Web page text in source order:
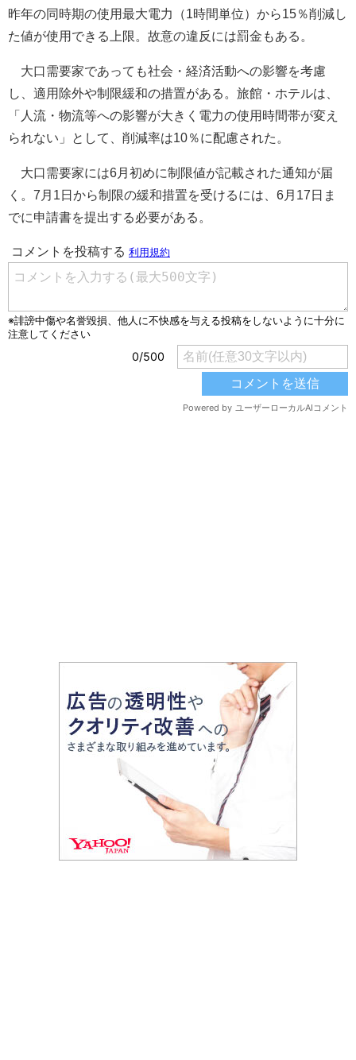
昨年の同時期の使用最大電力（1時間単位）から15％削減し
た値が使用できる上限。故意の違反には罰金もある。
大口需要家であっても社会・経済活動への影響を考慮
し、適用除外や制限緩和の措置がある。旅館・ホテルは、
「人流・物流等への影響が大きく電力の使用時間帯が変え
られない」として、削減率は10％に配慮された。
大口需要家には6月初めに制限値が記載された通知が届
く。7月1日から制限の緩和措置を受けるには、6月17日ま
でに申請書を提出する必要がある。